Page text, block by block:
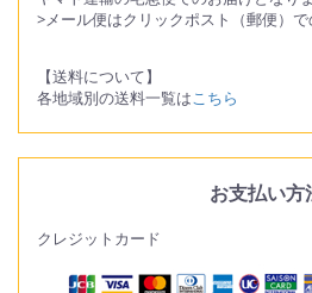
>メール便はクリックポスト（郵便）で
【送料について】
各地域別の送料一覧はこちら
お支払い方
クレジットカード